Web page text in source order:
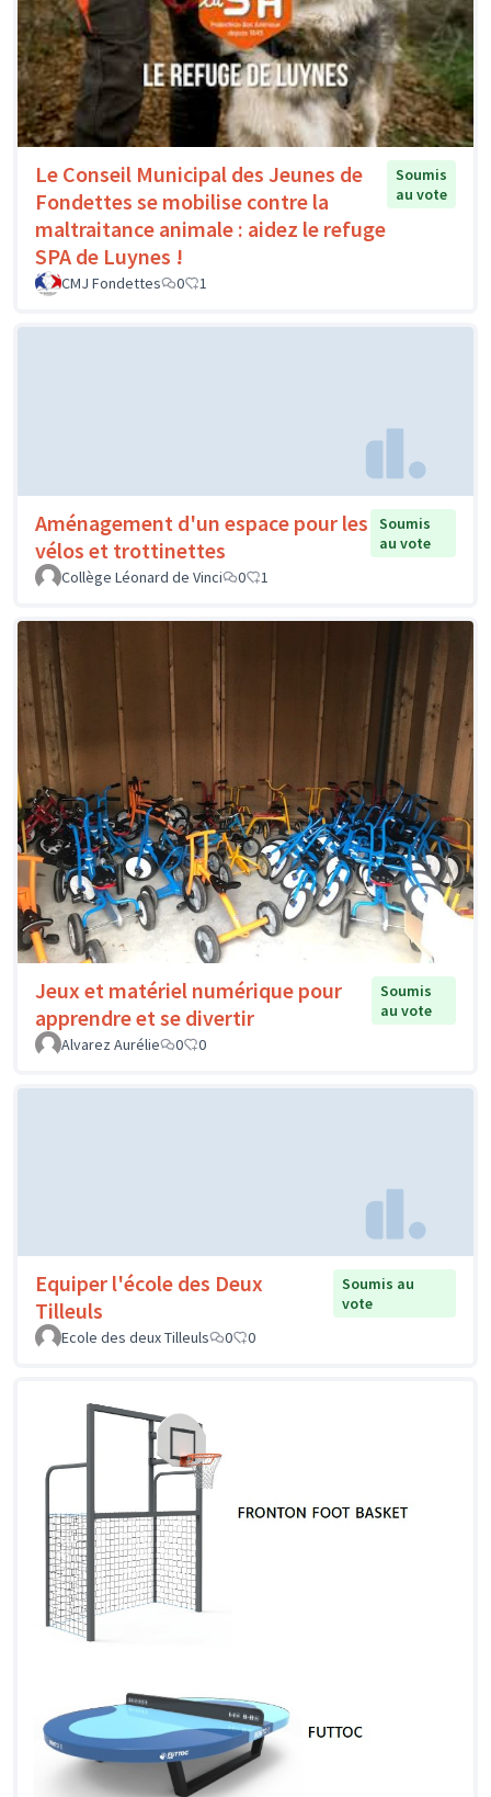
Le Conseil Municipal des Jeunes de
Fondettes se mobilise contre la
maltraitance animale : aidez le refuge
SPA de Luynes !
Soumis
au vote
CMJ Fondettes 0 1
Aménagement d'un espace pour les
vélos et trottinettes
Soumis
au vote
Collège Léonard de Vinci
0 1
Jeux et matériel numérique pour
apprendre et se divertir
Soumis
au vote
Alvarez Aurélie
0 0
Equiper l'école des Deux
Tilleuls
Soumis au
vote
Ecole des deux Tilleuls
0 0